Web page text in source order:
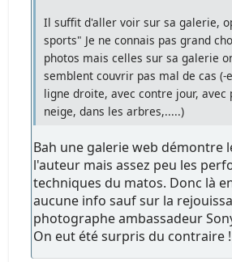
Il suffit d'aller voir sur sa galerie,
sports" Je ne connais pas grand
photos mais celles sur sa galerie
semblent couvrir pas mal de cas (-
ligne droite, avec contre jour, avec
neige, dans les arbres,.....)
Bah une galerie web démontre
l'auteur mais assez peu les
techniques du matos. Donc là
aucune info sauf sur la
photographe ambassadeur
On eut été surpris du contraire